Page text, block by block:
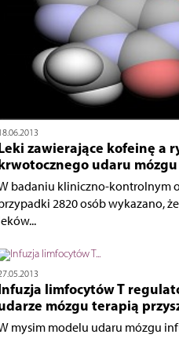
zawierające kofeinę a
udaru mózgu
badaniu kliniczno-kontrolnym
2820 osób wykazano,
limfocytów T
mózgu terapią
mysim modelu udaru mózgu